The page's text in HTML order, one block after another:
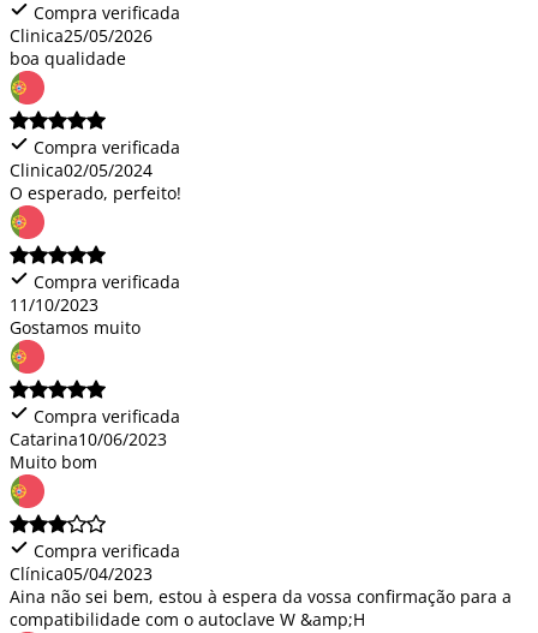
Compra verificada
Clinica25/05/2026
boa qualidade
Compra verificada
Clinica02/05/2024
O esperado, perfeito!
Compra verificada
11/10/2023
Gostamos muito
Compra verificada
Catarina10/06/2023
Muito bom
Compra verificada
Clínica05/04/2023
Aina não sei bem, estou à espera da vossa confirmação para a
compatibilidade com o autoclave W &amp;H